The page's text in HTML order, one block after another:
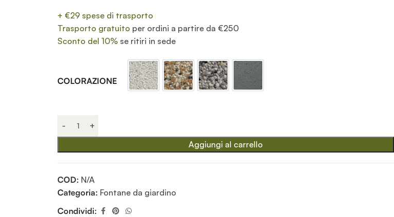
+ €29 spese di trasporto
Trasporto gratuito per ordini a partire da €250
Sconto del 10% se ritiri in sede
COLORAZIONE Avorio Ghiaia colorataGhiaia di fiume
Grafite
Aggiungi al carrello
COD: N/A
Categoria: Fontane da giardino
Condividi: